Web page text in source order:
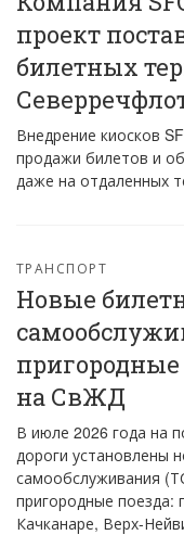
проект
билетных
Внедрение киосков
продажи билетов и
даже на отдаленных
ТРАНСПОРТ
Новые
пригородные
на СвЖД
В июле 2026 года на
дороги установлены
самообслуживания
пригородные поезда:
Качканаре, Верх-